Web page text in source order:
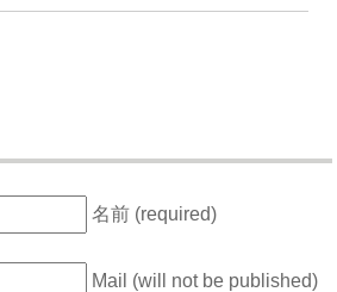
名前 (required)
Mail (will not be published)